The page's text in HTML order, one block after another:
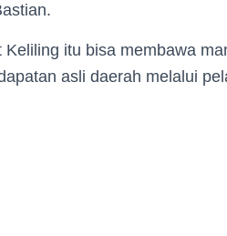
itu bisa membawa
asli daerah melalui